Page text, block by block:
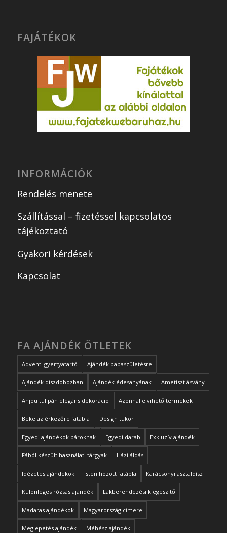
FAJÁTÉKOK
INFORMÁCIÓK
Rendelés menete
Szállítással – fizetéssel kapcsolatos
tájékoztató
Gyakori kérdések
Kapcsolat
FA AJÁNDÉK ÖTLETEK
Adventi gyertyatartó Ajándék babaszületésre
Ajándék díszdobozban Ajándék édesanyának Ametiszt ásvány
Anjou tulipán elegáns dekoráció Azonnal elvihető termékek
Béke az érkezőre fatábla Design tükör
Egyedi ajándékok pároknak Egyedi darab Exkluzív ajándék
Fából készült használati tárgyak Házi áldás
Idézetes ajándékok Isten hozott fatábla Karácsonyi asztaldísz
Különleges rózsás ajándék Lakberendezési kiegészítő
Madaras ajándékok Magyarország címere
Meglepetés ajándék Méhész ajándék